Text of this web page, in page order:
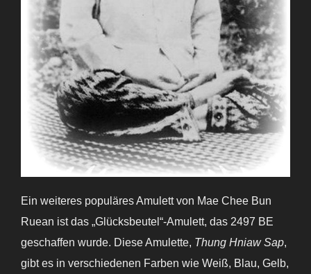
Ein weiteres populäres Amulett von Mae Chee Bun
Ruean ist das „Glücksbeutel“-Amulett, das 2497 BE
geschaffen wurde. Diese Amulette, Thung Hniaw Sap,
gibt es in verschiedenen Farben wie Weiß, Blau, Gelb,